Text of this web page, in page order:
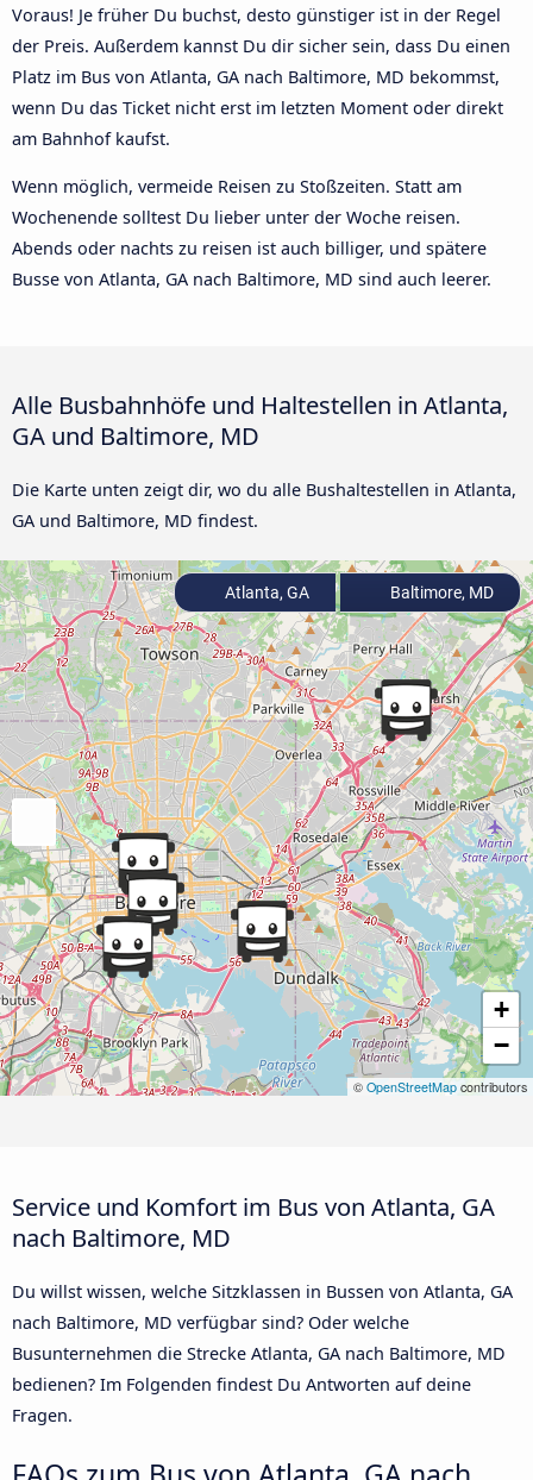
Voraus! Je früher Du buchst, desto günstiger ist in der Regel
der Preis. Außerdem kannst Du dir sicher sein, dass Du einen
Platz im Bus von Atlanta, GA nach Baltimore, MD bekommst,
wenn Du das Ticket nicht erst im letzten Moment oder direkt
am Bahnhof kaufst.
Wenn möglich, vermeide Reisen zu Stoßzeiten. Statt am
Wochenende solltest Du lieber unter der Woche reisen.
Abends oder nachts zu reisen ist auch billiger, und spätere
Busse von Atlanta, GA nach Baltimore, MD sind auch leerer.
Alle Busbahnhöfe und Haltestellen in Atlanta,
GA und Baltimore, MD
Die Karte unten zeigt dir, wo du alle Bushaltestellen in Atlanta,
GA und Baltimore, MD findest.
+
−
© OpenStreetMap contributors
Atlanta, GA Baltimore, MD
Service und Komfort im Bus von Atlanta, GA
nach Baltimore, MD
Du willst wissen, welche Sitzklassen in Bussen von Atlanta, GA
nach Baltimore, MD verfügbar sind? Oder welche
Busunternehmen die Strecke Atlanta, GA nach Baltimore, MD
bedienen? Im Folgenden findest Du Antworten auf deine
Fragen.